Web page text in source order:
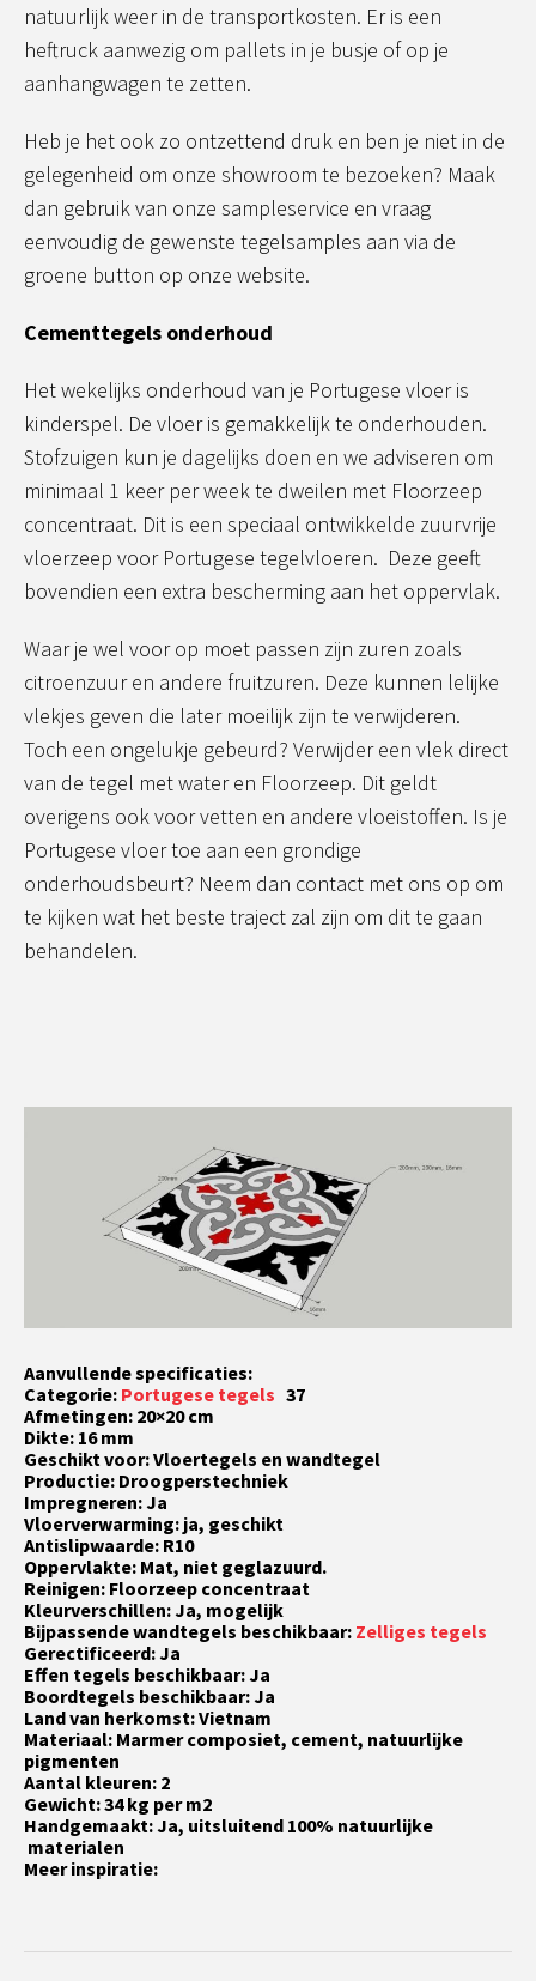
natuurlijk weer in de transportkosten. Er is een
heftruck aanwezig om pallets in je busje of op je
aanhangwagen te zetten.
Heb je het ook zo ontzettend druk en ben je niet in de
gelegenheid om onze showroom te bezoeken? Maak
dan gebruik van onze sampleservice en vraag
eenvoudig de gewenste tegelsamples aan via de
groene button op onze website.
Cementtegels onderhoud
Het wekelijks onderhoud van je Portugese vloer is
kinderspel. De vloer is gemakkelijk te onderhouden.
Stofzuigen kun je dagelijks doen en we adviseren om
minimaal 1 keer per week te dweilen met Floorzeep
concentraat. Dit is een speciaal ontwikkelde zuurvrije
vloerzeep voor Portugese tegelvloeren. Deze geeft
bovendien een extra bescherming aan het oppervlak.
Waar je wel voor op moet passen zijn zuren zoals
citroenzuur en andere fruitzuren. Deze kunnen lelijke
vlekjes geven die later moeilijk zijn te verwijderen.
Toch een ongelukje gebeurd? Verwijder een vlek direct
van de tegel met water en Floorzeep. Dit geldt
overigens ook voor vetten en andere vloeistoffen. Is je
Portugese vloer toe aan een grondige
onderhoudsbeurt? Neem dan contact met ons op om
te kijken wat het beste traject zal zijn om dit te gaan
behandelen.
Aanvullende specificaties:
Categorie: Portugese tegels 37
Afmetingen: 20×20 cm
Dikte: 16 mm
Geschikt voor: Vloertegels en wandtegel
Productie: Droogperstechniek
Impregneren: Ja
Vloerverwarming: ja, geschikt
Antislipwaarde: R10
Oppervlakte: Mat, niet geglazuurd.
Reinigen: Floorzeep concentraat
Kleurverschillen: Ja, mogelijk
Bijpassende wandtegels beschikbaar: Zelliges tegels
Gerectificeerd: Ja
Effen tegels beschikbaar: Ja
Boordtegels beschikbaar: Ja
Land van herkomst: Vietnam
Materiaal: Marmer composiet, cement, natuurlijke
pigmenten
Aantal kleuren: 2
Gewicht: 34 kg per m2
Handgemaakt: Ja, uitsluitend 100% natuurlijke
materialen
Meer inspiratie: